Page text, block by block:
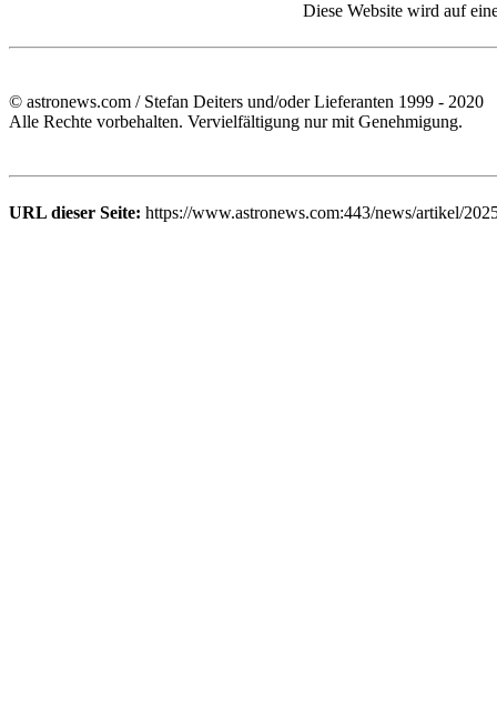
Diese Website wird auf
© astronews.com / Stefan Deiters und/oder Lieferanten 1999 - 2020
Alle Rechte vorbehalten. Vervielfältigung nur mit Genehmigung.
URL dieser Seite: https://www.astronews.com:443/news/artikel/